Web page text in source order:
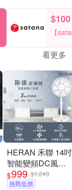
$100
【
一件
看更多
HERAN 禾聯 14吋
智能變頻DC風扇
HDF-14WT760
[限時優惠]
$999 $1,249
挑戰低價